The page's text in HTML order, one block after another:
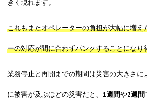
きく現れます。
これもまたオペレーターの負担が大幅に増え
ーの対応が間に合わずパンクすることになり
業務停止と再開までの期間は災害の大きさに
に被害が及ぶほどの災害だと、 1週間や2週間